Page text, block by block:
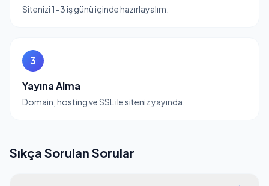
Sitenizi 1-3 iş günü içinde hazırlayalım.
3
Yayına Alma
Domain, hosting ve SSL ile siteniz yayında.
Sıkça Sorulan Sorular